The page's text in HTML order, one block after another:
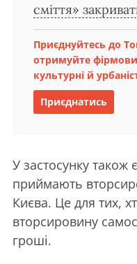
сміття»
Приєднуйтесь до
отримуйте
культурні й
Приєднатись
У застосунку також
приймають
Києва. Це для тих,
вторсировину
гроші.